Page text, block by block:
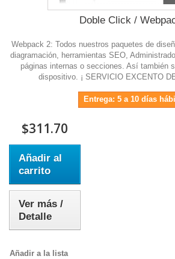
Doble Click /
Webpack 2: Todos nuestros paquetes de
diagramación, herramientas SEO,
páginas internas o secciones. Así también
dispositivo. ¡ SERVICIO EXCENTO
Entrega: 5 a 10 días
$311.70
Añadir al
carrito
Ver más /
Detalle
Añadir a la lista